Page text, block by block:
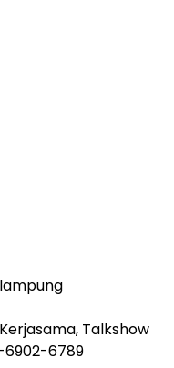
Talkshow
6902-6789